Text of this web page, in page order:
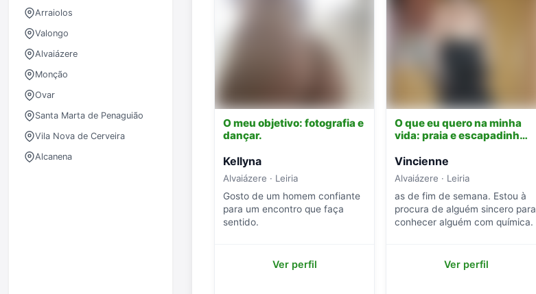
Arraiolos
Valongo
Alvaiázere
Monção
Ovar
Santa Marta de Penaguião
Vila Nova de Cerveira
Alcanena
O meu objetivo: fotografia e
dançar.
Kellyna
Alvaiázere · Leiria
Gosto de um homem confiante
para um encontro que faça
sentido.
Ver perfil
O que eu quero na minha
vida: praia e escapadinh…
Vincienne
Alvaiázere · Leiria
as de fim de semana. Estou à
procura de alguém sincero para
conhecer alguém com química.
Ver perfil